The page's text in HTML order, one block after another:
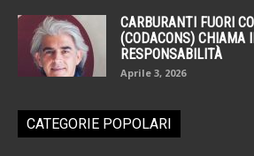
CARBURANTI FUORI
(CODACONS) CHIAMA
RESPONSABILITÀ
Aprile 3, 2026
CATEGORIE POPOLARI